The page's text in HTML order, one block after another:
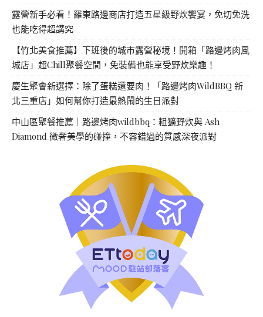
露營新手必看！羅東路邊商店打造五星級野炊饗宴，免切免洗
也能吃得超講究
【竹北美食推薦】下班後的城市露營秘境！開箱「路邊烤肉風
城店」超Chill聚餐空間，免裝備也能享受野炊樂趣！
慶生聚會新選擇：除了蛋糕還要肉！「路邊烤肉WildBBQ 新
北三重店」如何幫你打造最熱鬧的生日派對
中山區聚餐推薦｜路邊烤肉wildbbq：粗獷野炊與 Ash
Diamond 微奢美學的碰撞，不容錯過的質感深夜派對